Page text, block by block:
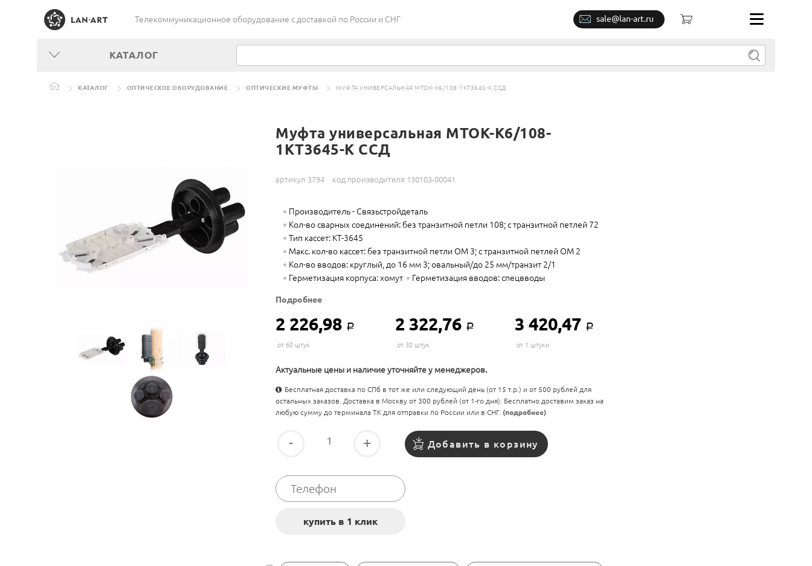
Телекоммуникационное оборудование c доставкой по России и СНГ sale@lan-art.ru
КАТАЛОГ
КАТАЛОГ ОПТИЧЕСКОЕ ОБОРУДОВАНИЕ ОПТИЧЕСКИЕ МУФТЫ МУФТА УНИВЕРСАЛЬНАЯ МТОК-К6/108-1КТ3645-К ССД
Муфта универсальная МТОК-К6/108-
1КТ3645-К ССД
артикул 3794 код производителя 130103-00041
Производитель - Связьстройдеталь
Кол-во сварных соединений: без транзитной петли 108; с транзитной петлей 72
Тип кассет: КТ-3645
Макс. кол-во кассет: без транзитной петли ОМ 3; с транзитной петлей ОМ 2
Кол-во вводов: круглый, до 16 мм 3; овальный/до 25 мм/транзит 2/1
Герметизация корпуса: хомут
Герметизация вводов: спецвводы
Подробнее
2 226,98 Р 2 322,76 Р 3 420,47 Р
от 60 штук от 30 штук от 1 штуки
Актуальные цены и наличие уточняйте у менеджеров.
Бесплатная доставка по СПб в тот же или следующий день (от 15 т.р.) и от 500 рублей для
остальных заказов. Доставка в Москву от 300 рублей (от 1-го дня). Бесплатно доставим заказ на
любую сумму до терминала ТК для отправки по России или в СНГ. (подробнее)
- + Добавить в корзину